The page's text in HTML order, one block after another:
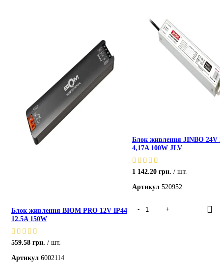
Блок живлення BIOM PRO 12V IP44
12.5A 150W
559.58 грн.
шт.
Артикул 6002114
Блок живлення JINBO 24V
4,17A 100W JLV
1 142.20 грн.
шт.
Артикул 520952